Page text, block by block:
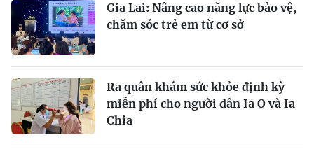
Gia Lai: Nâng cao năng lực bảo vệ,
chăm sóc trẻ em từ cơ sở
Ra quân khám sức khỏe định kỳ
miễn phí cho người dân Ia O và Ia
Chia